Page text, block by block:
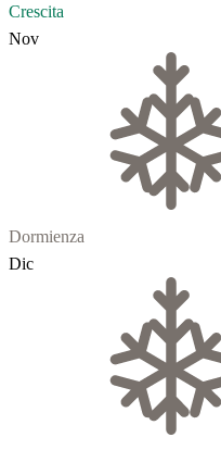
Crescita
Nov
Dormienza
Dic